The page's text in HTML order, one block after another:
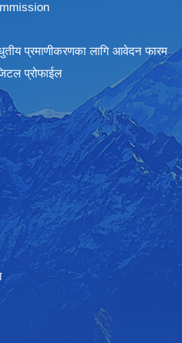
प्रमाणीकरणका लागि आवेदन फारम
प्रोफाईल